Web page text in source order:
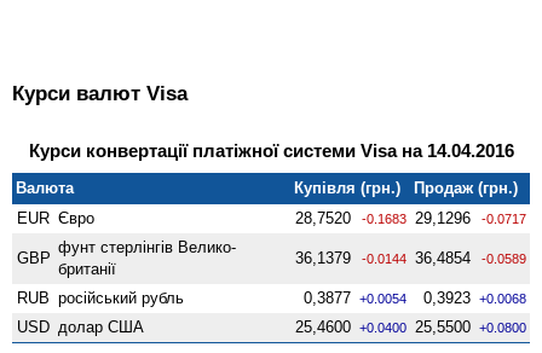
Курси валют Visa
Курси конвертації платіжної системи Visa на 14.04.2016
Валюта Купівля (грн.)
Продаж (грн.)
EUR Євро 28,7520 -0.1683 29,1296 -0.0717
GBP
фунт стерлінгів Велико­
британії
36,1379 -0.0144 36,4854 -0.0589
RUB російський рубль 0,3877 +0.0054 0,3923 +0.0068
USD долар США 25,4600 +0.0400 25,5500 +0.0800